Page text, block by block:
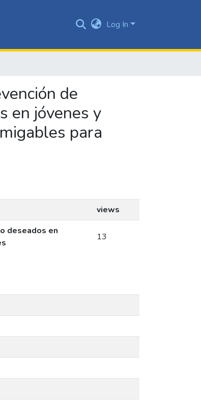
Log In
de
en jóvenes y
para
views
deseados en
13